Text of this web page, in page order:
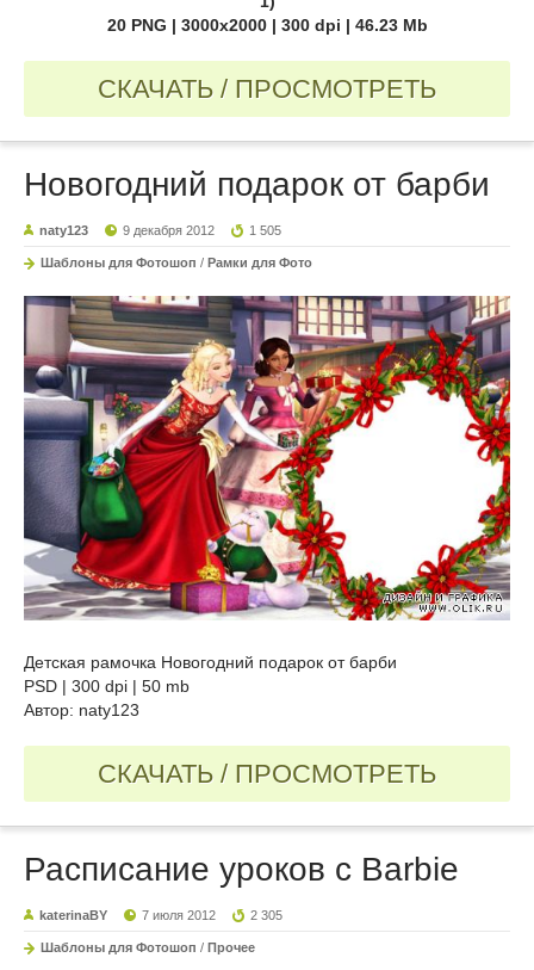
20 PNG | 3000x2000 | 300 dpi | 46.23 Mb
СКАЧАТЬ / ПРОСМОТРЕТЬ
Новогодний подарок от барби
naty123 9 декабря 2012 1 505
Шаблоны для Фотошоп / Рамки для Фото
Детская рамочка Новогодний подарок от барби
PSD | 300 dpi | 50 mb
Автор: naty123
СКАЧАТЬ / ПРОСМОТРЕТЬ
Расписание уроков с Barbie
katerinaBY 7 июля 2012 2 305
Шаблоны для Фотошоп / Прочее